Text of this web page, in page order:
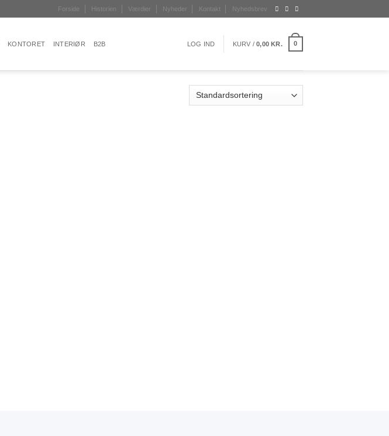
Forside Historien Værdier Nyheder Kontakt Nyhedsbrev
KONTORET INTERIØR B2B LOG IND KURV /0,00KR. 0